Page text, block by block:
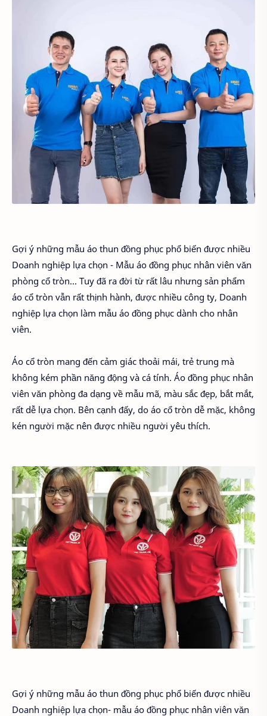
Gợi ý những mẫu áo thun đồng phục phổ biến được nhiều
Doanh nghiệp lựa chọn - Mẫu áo đồng phục nhân viên văn
phòng cổ tròn... Tuy đã ra đời từ rất lâu nhưng sản phẩm
áo cổ tròn vẫn rất thịnh hành, được nhiều công ty, Doanh
nghiệp lựa chọn làm mẫu áo đồng phục dành cho nhân
viên.
Áo cổ tròn mang đến cảm giác thoải mái, trẻ trung mà
không kém phần năng động và cá tính. Áo đồng phục nhân
viên văn phòng đa dạng về mẫu mã, màu sắc đẹp, bắt mắt,
rất dễ lựa chọn. Bên cạnh đấy, do áo cổ tròn dễ mặc, không
kén người mặc nên được nhiều người yêu thích.
Gợi ý những mẫu áo thun đồng phục phổ biến được nhiều
Doanh nghiệp lựa chọn- mẫu áo đồng phục nhân viên văn